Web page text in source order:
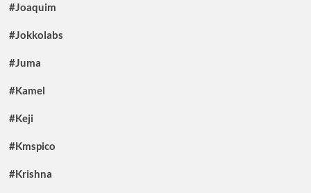
#Joaquim
#Jokkolabs
#Juma
#Kamel
#Keji
#Kmspico
#Krishna